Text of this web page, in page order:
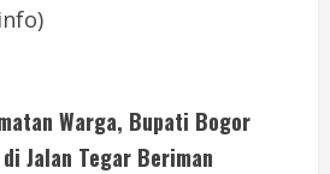
Warga, Bupati Bogor
Jalan Tegar Beriman